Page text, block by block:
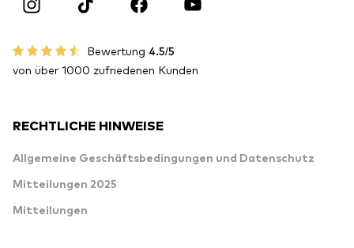
Bewertung 4.5/5
von über 1000 zufriedenen Kunden
RECHTLICHE HINWEISE
Allgemeine Geschäftsbedingungen und Datenschutz
Mitteilungen 2025
Mitteilungen